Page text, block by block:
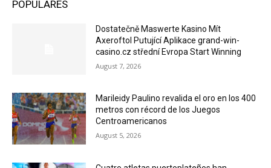
POPULARES
Dostatečně Maswerte Kasino Mít
Axeroftol Putující Aplikace grand-win-
casino.cz střední Evropa Start Winning
August 7, 2026
Marileidy Paulino revalida el oro en los 400
metros con récord de los Juegos
Centroamericanos
August 5, 2026